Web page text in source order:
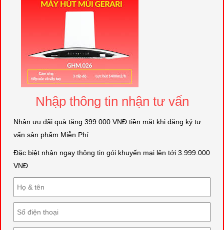
Nhập thông tin nhận tư vấn
Nhận ưu đãi quà tặng 399.000 VNĐ tiền mặt khi đăng ký tư
vấn sản phẩm Miễn Phí
Đặc biệt nhận ngay thông tin gói khuyến mại lên tới 3.999.000
VNĐ